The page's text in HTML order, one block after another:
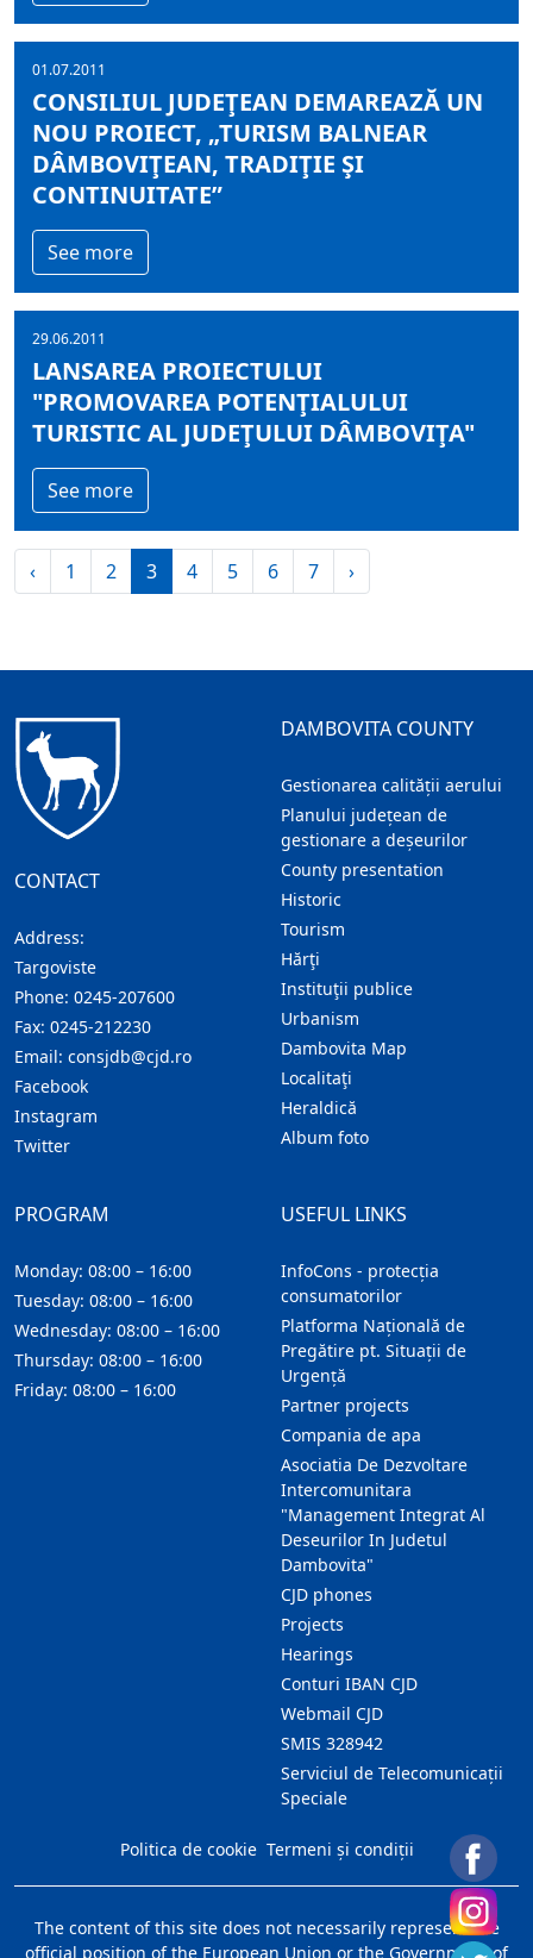
01.07.2011
CONSILIUL JUDEŢEAN DEMAREAZĂ UN
NOU PROIECT, „TURISM BALNEAR
DÂMBOVIŢEAN, TRADIŢIE ŞI
CONTINUITATE”
See more
29.06.2011
LANSAREA PROIECTULUI
"PROMOVAREA POTENŢIALULUI
TURISTIC AL JUDEŢULUI DÂMBOVIŢA"
See more
‹ 1 2 3 4 5 6 7 ›
CONTACT
Address:
Targoviste
Phone: 0245-207600
Fax: 0245-212230
Email: consjdb@cjd.ro
Facebook
Instagram
Twitter
DAMBOVITA COUNTY
Gestionarea calității aerului
Planului județean de
gestionare a deșeurilor
County presentation
Historic
Tourism
Hărţi
Instituţii publice
Urbanism
Dambovita Map
Localitaţi
Heraldică
Album foto
USEFUL LINKS
InfoCons - protecția
consumatorilor
Platforma Națională de
Pregătire pt. Situații de
Urgență
Partner projects
Compania de apa
Asociatia De Dezvoltare
Intercomunitara
"Management Integrat Al
Deseurilor In Judetul
Dambovita"
CJD phones
Projects
Hearings
Conturi IBAN CJD
Webmail CJD
SMIS 328942
Serviciul de Telecomunicații
Speciale
PROGRAM
Monday: 08:00 – 16:00
Tuesday: 08:00 – 16:00
Wednesday: 08:00 – 16:00
Thursday: 08:00 – 16:00
Friday: 08:00 – 16:00
Politica de cookie Termeni și condiții
The content of this site does not necessarily represent the
official position of the European Union or the Government of